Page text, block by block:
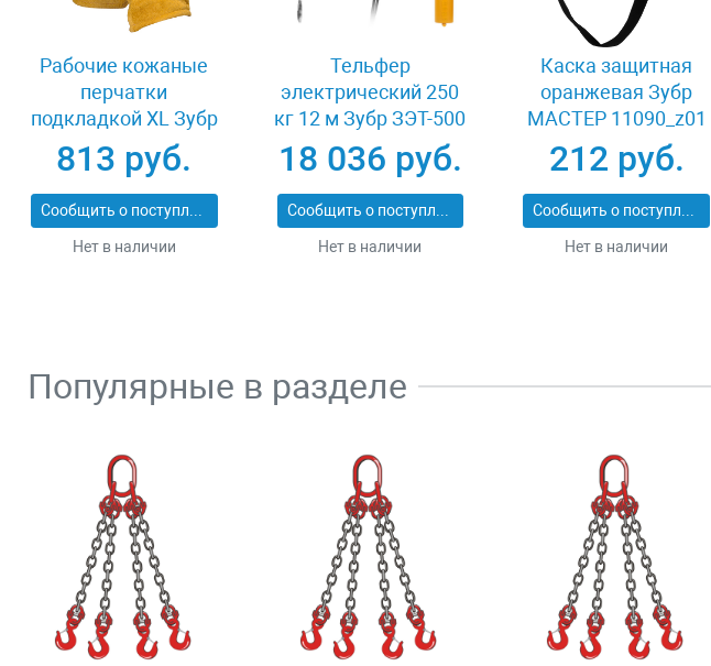
Рабочие кожаные
перчатки
подкладкой XL Зубр
МАСТЕР 1135-XL
813 руб.
Сообщить о поступлении
Нет в наличии
Тельфер
электрический 250
кг 12 м Зубр ЗЭТ-500
18 036 руб.
Сообщить о поступлении
Нет в наличии
Каска защитная
оранжевая Зубр
МАСТЕР 11090_z01
212 руб.
Сообщить о поступлении
Нет в наличии
Популярные в разделе